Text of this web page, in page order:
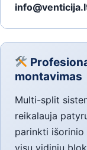
montavimas
Multi-split
reikalauja
parinkti
visų vidinių